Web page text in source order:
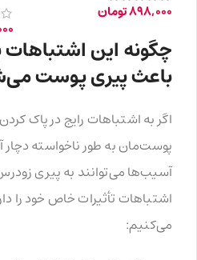
898,000تومان
چگونه این اشتباهات
باعث پیری پوست
اگر به اشتباهات رایج در پاک
پوست‌مان به طور ناخواسته
آسیب‌ها می‌توانند به پیری
اشتباهات تأثیرات خاص خود را
می‌کنیم: